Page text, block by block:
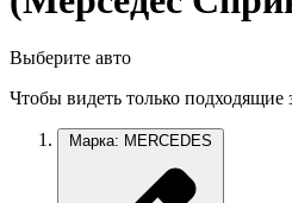
Выберите авто
Чтобы видеть только подходящие
Марка: MERCEDES